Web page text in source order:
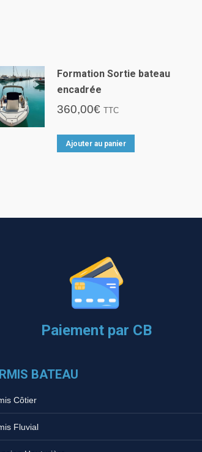
Formation Sortie bateau
encadrée
360,00€ TTC
Ajouter au panier
Paiement par CB
BATEAU
Côtier
Fluvial